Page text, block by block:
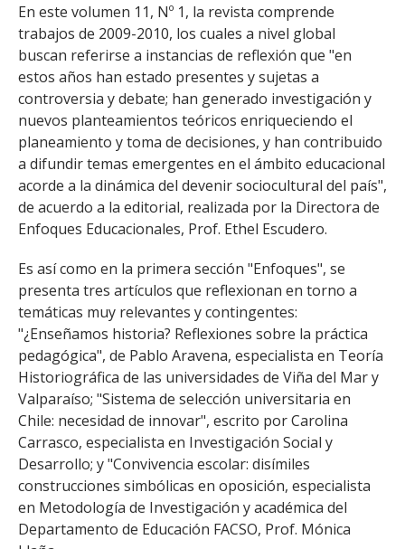
En este volumen 11, Nº 1, la revista comprende
trabajos de 2009-2010, los cuales a nivel global
buscan referirse a instancias de reflexión que "en
estos años han estado presentes y sujetas a
controversia y debate; han generado investigación y
nuevos planteamientos teóricos enriqueciendo el
planeamiento y toma de decisiones, y han contribuido
a difundir temas emergentes en el ámbito educacional
acorde a la dinámica del devenir sociocultural del país",
de acuerdo a la editorial, realizada por la Directora de
Enfoques Educacionales, Prof. Ethel Escudero.
Es así como en la primera sección "Enfoques", se
presenta tres artículos que reflexionan en torno a
temáticas muy relevantes y contingentes:
"¿Enseñamos historia? Reflexiones sobre la práctica
pedagógica", de Pablo Aravena, especialista en Teoría
Historiográfica de las universidades de Viña del Mar y
Valparaíso; "Sistema de selección universitaria en
Chile: necesidad de innovar", escrito por Carolina
Carrasco, especialista en Investigación Social y
Desarrollo; y "Convivencia escolar: disímiles
construcciones simbólicas en oposición, especialista
en Metodología de Investigación y académica del
Departamento de Educación FACSO, Prof. Mónica